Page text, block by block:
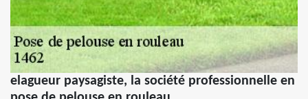
elagueur paysagiste, la société professionnelle en